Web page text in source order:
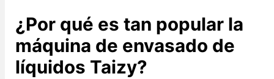
¿Por qué es tan popular la
máquina de envasado de
líquidos Taizy?